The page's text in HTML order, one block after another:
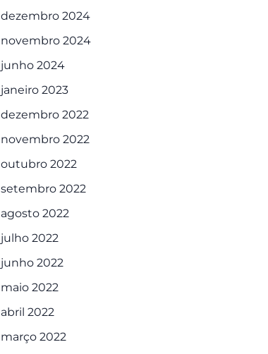
dezembro 2024
novembro 2024
junho 2024
janeiro 2023
dezembro 2022
novembro 2022
outubro 2022
setembro 2022
agosto 2022
julho 2022
junho 2022
maio 2022
abril 2022
março 2022